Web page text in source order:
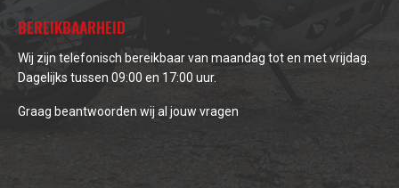
BEREIKBAARHEID
Wij zijn telefonisch bereikbaar van maandag tot en met vrijdag.
Dagelijks tussen 09:00 en 17:00 uur.
Graag beantwoorden wij al jouw vragen